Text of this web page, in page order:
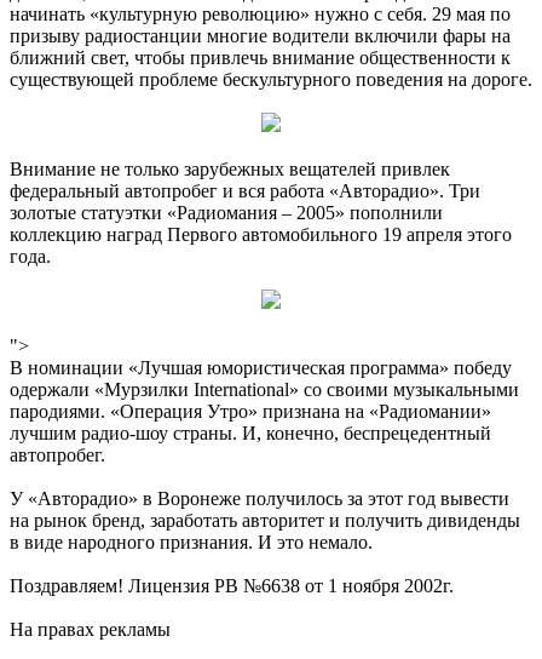
начинать «культурную революцию» нужно с себя. 29 мая по
призыву радиостанции многие водители включили фары на
ближний свет, чтобы привлечь внимание общественности к
существующей проблеме бескультурного поведения на дороге.
Внимание не только зарубежных вещателей привлек
федеральный автопробег и вся работа «Авторадио». Три
золотые статуэтки «Радиомания – 2005» пополнили
коллекцию наград Первого автомобильного 19 апреля этого
года.
">
В номинации «Лучшая юмористическая программа» победу
одержали «Мурзилки International» со своими музыкальными
пародиями. «Операция Утро» признана на «Радиомании»
лучшим радио-шоу страны. И, конечно, беспрецедентный
автопробег.
У «Авторадио» в Воронеже получилось за этот год вывести
на рынок бренд, заработать авторитет и получить дивиденды
в виде народного признания. И это немало.
Поздравляем! Лицензия РВ №6638 от 1 ноября 2002г.
На правах рекламы